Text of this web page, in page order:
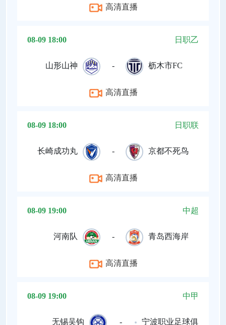
高清直播
08-09 18:00 日职乙
山形山神 - 枥木市FC
高清直播
08-09 18:00 日职联
长崎成功丸 - 京都不死鸟
高清直播
08-09 19:00 中超
河南队 - 青岛西海岸
高清直播
08-09 19:00 中甲
无锡吴钩 - 宁波职业足球俱